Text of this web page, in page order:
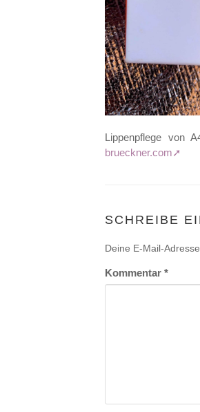
Lippenpflege von
brueckner.com
SCHREIBE
Deine E-Mail-
Kommentar *